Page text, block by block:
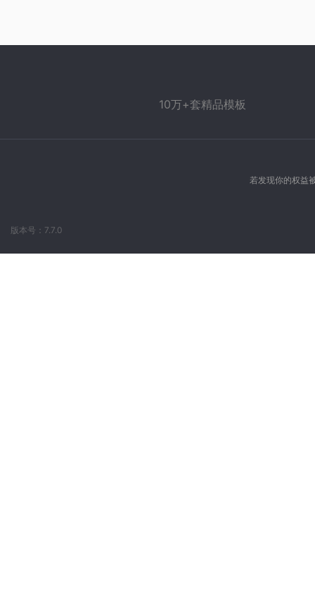
10万+套精品模板
版本号：7.7.0
若发现你的权益